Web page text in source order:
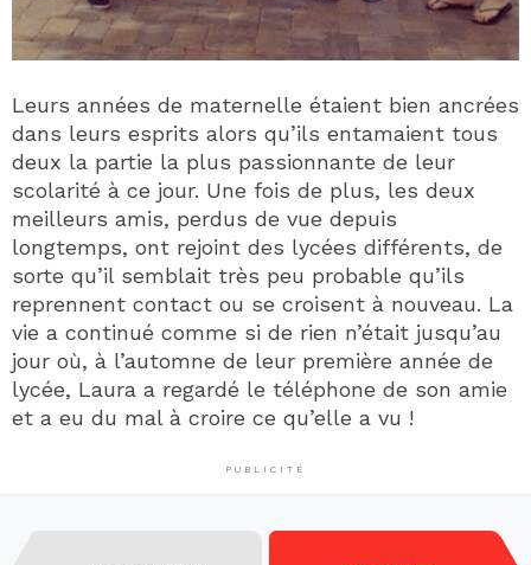
Leurs années de maternelle étaient bien ancrées
dans leurs esprits alors qu’ils entamaient tous
deux la partie la plus passionnante de leur
scolarité à ce jour. Une fois de plus, les deux
meilleurs amis, perdus de vue depuis
longtemps, ont rejoint des lycées différents, de
sorte qu’il semblait très peu probable qu’ils
reprennent contact ou se croisent à nouveau. La
vie a continué comme si de rien n’était jusqu’au
jour où, à l’automne de leur première année de
lycée, Laura a regardé le téléphone de son amie
et a eu du mal à croire ce qu’elle a vu !
PUBLICITÉ